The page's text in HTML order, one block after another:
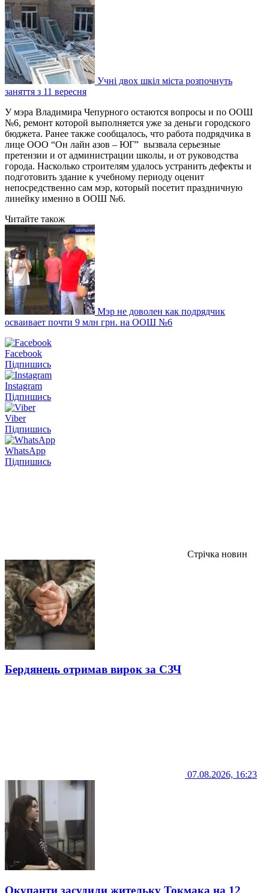
Учні двох шкіл міста розпочнуть
заняття з 11 вересня
У мэра Владимира Чепурного остаются вопросы и по ООШ
№6, ремонт которой выполняется уже за деньги городского
бюджета. Ранее также сообщалось, что работа подрядчика в
лице ООО “Он лайн азов – ЮГ” вызвала серьезные
претензии и от администрации школы, и от руководства
города. Насколько строителям удалось устранить дефекты и
подготовить здание к учебному периоду оценит
непосредственно сам мэр, который посетит праздничную
линейку именно в ООШ №6.
Читайте також
Мэр не доволен как подрядчик
осваивает почти 9 млн грн. на ООШ №6
Facebook
Підпишись
Instagram
Підпишись
Viber
Підпишись
WhatsApp
Підпишись
Стрічка новин
Бердянець отримав вирок за СЗЧ
07.08.2026, 16:23
Окупанти засудили жительку Токмака на 12